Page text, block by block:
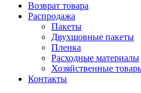
Возврат товара
Распродажа
Пакеты
Двухшовные пакеты
Пленка
Расходные материалы
Хозяйственные
Контакты